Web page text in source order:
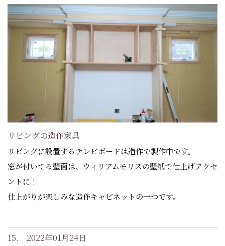
リビングの造作家具
リビングに設置するテレビボードは造作で製作中です。
窓が付いてる壁面は、ウィリアムモリスの壁紙で仕上げアクセ
ントに！
仕上がりが楽しみな造作キャビネットの一つです。
15. 2022年01月24日